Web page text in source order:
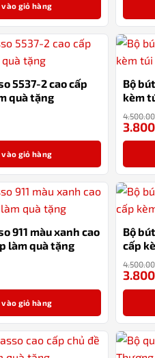
vào giỏ hàng
5537-2 cao cấp
quà tặng
vào giỏ hàng
Bộ
kèm
911 màu xanh cao
làm quà tặng
vào giỏ hàng
Bộ
cấp